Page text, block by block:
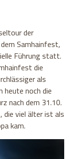
der
Samhainfest,
Führung statt.
die
als
heute noch die
nach dem 31.10.
die viel älter ist als
kam.